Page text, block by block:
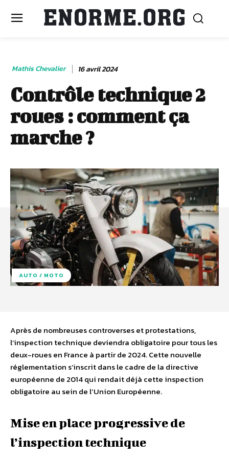
Mathis Chevalier 16 avril 2024
Contrôle technique 2
roues : comment ça
marche ?
AUTO / MOTO
Après de nombreuses controverses et protestations,
l’inspection technique deviendra obligatoire pour tous les
deux-roues en France à partir de 2024. Cette nouvelle
réglementation s’inscrit dans le cadre de la directive
européenne de 2014 qui rendait déjà cette inspection
obligatoire au sein de l’Union Européenne.
Mise en place progressive de
l’inspection technique